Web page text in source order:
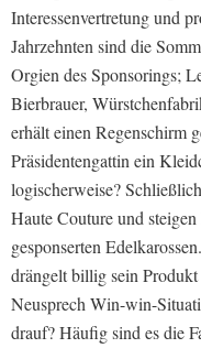
Interessenvertretung und
Jahrzehnten sind die
Orgien des Sponsorings;
Bierbrauer,
erhält einen Regenschirm
Präsidentengattin ein
logischerweise?
Haute Couture und
gesponserten
drängelt billig sein
Neusprech Win-win-
drauf? Häufig sind es die